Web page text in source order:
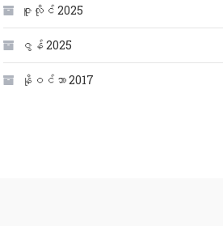
ဇူလိုင် 2025
ဇွန် 2025
နိုဝင်ဘာ 2017